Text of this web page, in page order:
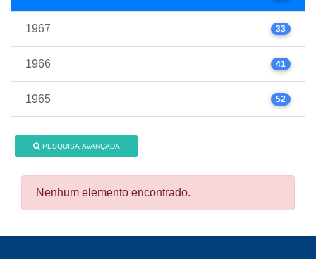
1967 33
1966 41
1965 52
PESQUISA AVANÇADA
Nenhum elemento encontrado.